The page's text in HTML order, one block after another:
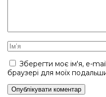
Зберегти моє ім'я, e-
браузері для моїх